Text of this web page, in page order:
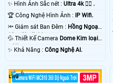
✨ Hình Ảnh Sắc nét : Ultra 4k 👍🏾 .
🏆 Công Nghệ Hình Ảnh :
IP Wifi.
🔦 Giám sát Ban Đêm : Hồng Ngoại
10m Starlight.
💦 Thiết Kế Camera Dome Kim loại
+ Nhựa.
️✨ Khả Năng : Công Nghệ AI.
6